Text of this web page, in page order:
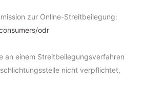
zur Online-Streitbeilegung:
odr
an einem Streitbeilegungsverfahren
nicht verpflichtet,